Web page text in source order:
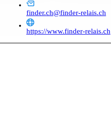
finder.ch@finder-relais.ch
https://www.finder-relais.ch